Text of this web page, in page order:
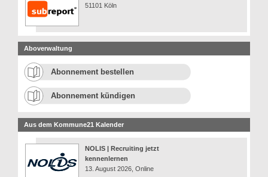
51101 Köln
Aboverwaltung
Abonnement bestellen
Abonnement kündigen
Aus dem Kommune21 Kalender
NOLIS | Recruiting jetzt
kennenlernen
13. August 2026, Online